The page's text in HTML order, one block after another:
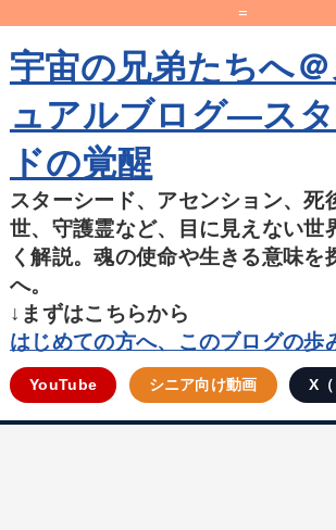
=
宇宙の兄弟たちへ
ュアルブログ―ス
ドの覚醒
スターシード、アセンション、死
世、守護霊など、目に見えない世
く解説。魂の使命や生きる意味を
へ。
↓まずはこちらから
はじめての方へ、このブログの歩
YouTube シニア向け動画 X